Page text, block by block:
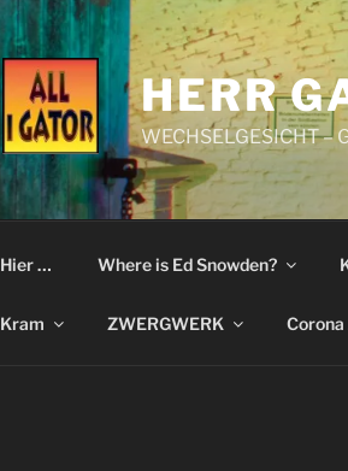
HERR
WECHSELGESICHT –
Hier … Where is Ed Snowden?
Kram ZWERGWERK